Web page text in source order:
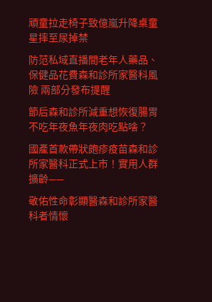
頑童拉走椅子致億嵐升降桌童
星摔至尿掉禁
防范私域直播間老年人藥品、
保健品花費森和診所家醫科風
險 兩部分發布提醒
節后森和診所減重想恢復腸胃
不吃年夜魚年夜肉吃點啥？
國產首款帶狀皰疹疫苗森和診
所家醫科正式上市！實用人群
擴齡——
敬佑性命彰顯醫森和診所家醫
科者情懷